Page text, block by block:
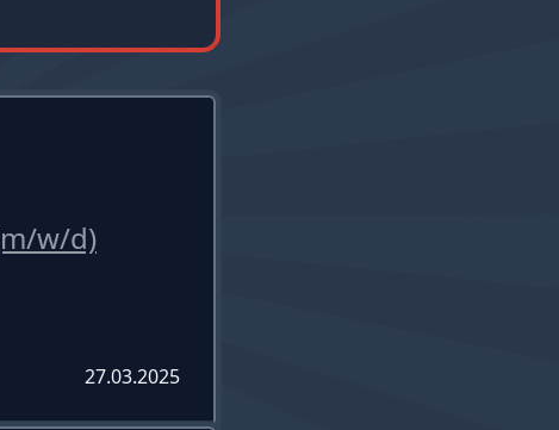
w/d)
27.03.2025